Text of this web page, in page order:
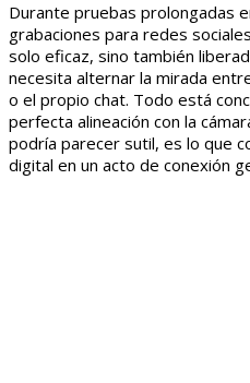
Durante pruebas prolongadas
grabaciones para redes
solo eficaz, sino también
necesita alternar la mirada
o el propio chat. Todo está
perfecta alineación con la
podría parecer sutil, es lo que
digital en un acto de conexión